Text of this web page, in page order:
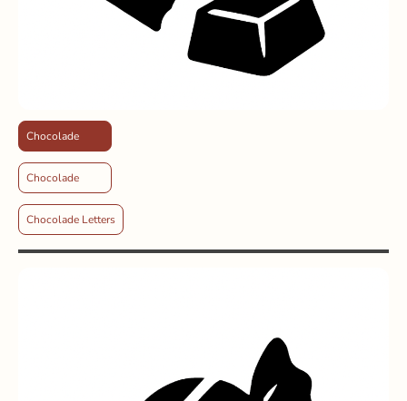
Chocolade
Chocolade
Chocolade Letters